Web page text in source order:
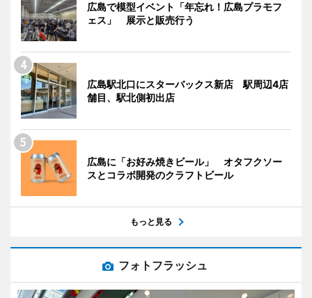
広島で模型イベント「年忘れ！広島プラモフ
ェス」 展示と販売行う
広島駅北口にスターバックス新店 駅周辺4店
舗目、駅北側初出店
広島に「お好み焼きビール」 オタフクソー
スとコラボ開発のクラフトビール
もっと見る
フォトフラッシュ